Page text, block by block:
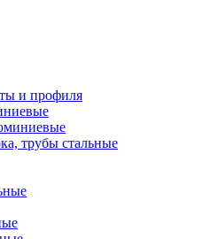
и профиля
трубы стальные